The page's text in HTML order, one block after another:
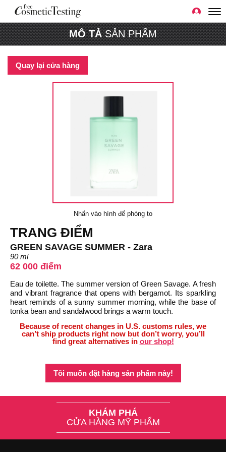
MÔ TẢSẢN PHẨM
Quay lại cửa hàng
Nhấn vào hình để phóng to
TRANG ĐIỂM
GREEN SAVAGE SUMMER - Zara
90 ml
62 000 điểm
Eau de toilette. The summer version of Green Savage. A fresh
and vibrant fragrance that opens with bergamot. Its sparkling
heart reminds of a sunny summer morning, while the base of
tonka bean and sandalwood brings a warm touch.
Because of recent changes in U.S. customs rules, we
can’t ship products right now but don’t worry, you’ll
find great alternatives in our shop!
Tôi muốn đặt hàng sản phẩm này!
KHÁM PHÁ
CỬA HÀNG MỸ PHẨM